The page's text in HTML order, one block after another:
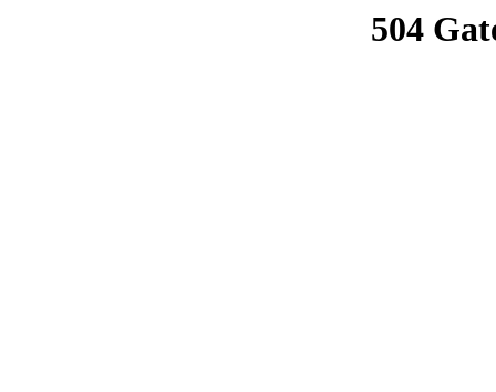
504